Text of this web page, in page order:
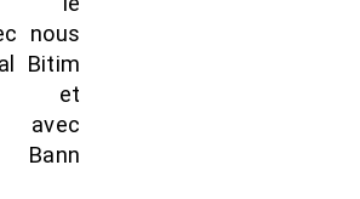
nous
Bitim
et
avec